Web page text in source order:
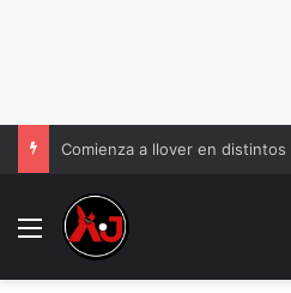
Comienza a llover en
Menu